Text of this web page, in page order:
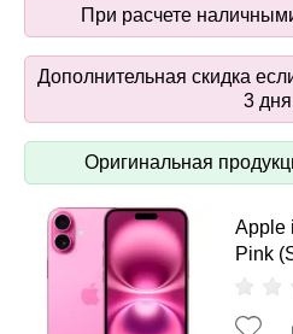
При расчете
Дополнительная скидка
3
Оригинальная
Apple
Pink